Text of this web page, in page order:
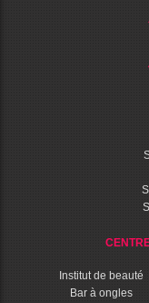
Institut de beauté
Bar à ongles